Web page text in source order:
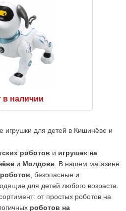
в наличии
игрушки для детей в Кишинёве и
роботов и игрушек на
и Молдове . В нашем магазине
, безопасные и
для детей любого возраста.
от простых роботов на
роботов на